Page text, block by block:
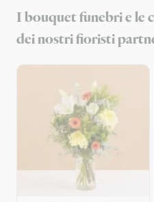
I bouquet funebri e le
dei nostri fioristi